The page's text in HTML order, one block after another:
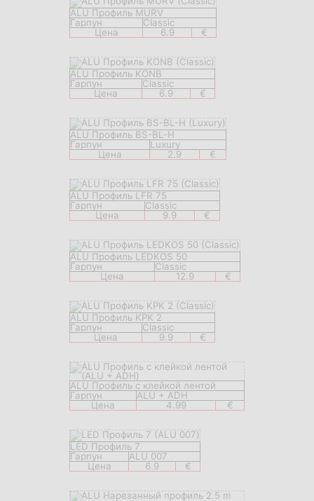
ALU Профиль MURV
Гарпун
Classic
Цена
6.9 €
ALU Профиль KONB
Гарпун
Classic
Цена
6.9 €
ALU Профиль BS-BL-H
Гарпун
Luxury
Цена
2.9 €
ALU Профиль LFR 75
Гарпун
Classic
Цена
9.9 €
ALU Профиль LEDKOS 50
Гарпун
Classic
Цена
12.9 €
ALU Профиль KPK 2
Гарпун
Classic
Цена
9.9 €
ALU Профиль с клейкой лентой
Гарпун
ALU + ADH
Цена
4.99 €
LED Профиль 7
Гарпун
ALU 007
Цена
6.9 €